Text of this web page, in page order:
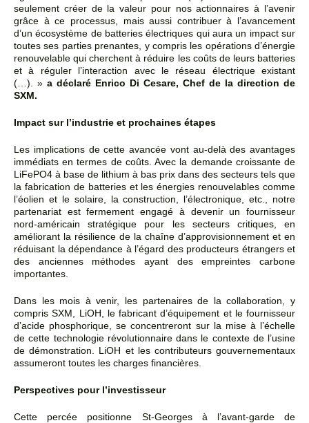
seulement créer de la valeur pour nos actionnaires à l’avenir
grâce à ce processus, mais aussi contribuer à l’avancement
d’un écosystème de batteries électriques qui aura un impact sur
toutes ses parties prenantes, y compris les opérations d’énergie
renouvelable qui cherchent à réduire les coûts de leurs batteries
et à réguler l’interaction avec le réseau électrique existant
(…). » a déclaré Enrico Di Cesare, Chef de la direction de
SXM.
Impact sur l’industrie et prochaines étapes
Les implications de cette avancée vont au-delà des avantages
immédiats en termes de coûts. Avec la demande croissante de
LiFePO4 à base de lithium à bas prix dans des secteurs tels que
la fabrication de batteries et les énergies renouvelables comme
l’éolien et le solaire, la construction, l’électronique, etc., notre
partenariat est fermement engagé à devenir un fournisseur
nord-américain stratégique pour les secteurs critiques, en
améliorant la résilience de la chaîne d’approvisionnement et en
réduisant la dépendance à l’égard des producteurs étrangers et
des anciennes méthodes ayant des empreintes carbone
importantes.
Dans les mois à venir, les partenaires de la collaboration, y
compris SXM, LiOH, le fabricant d’équipement et le fournisseur
d’acide phosphorique, se concentreront sur la mise à l’échelle
de cette technologie révolutionnaire dans le contexte de l’usine
de démonstration. LiOH et les contributeurs gouvernementaux
assumeront toutes les charges financières.
Perspectives pour l’investisseur
Cette percée positionne St-Georges à l’avant-garde de